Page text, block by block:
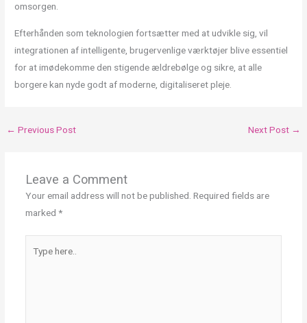
omsorgen.
Efterhånden som teknologien fortsætter med at udvikle sig, vil
integrationen af intelligente, brugervenlige værktøjer blive essentiel
for at imødekomme den stigende ældrebølge og sikre, at alle
borgere kan nyde godt af moderne, digitaliseret pleje.
← Previous Post Next Post →
Leave a Comment
Your email address will not be published. Required fields are
marked *
here..